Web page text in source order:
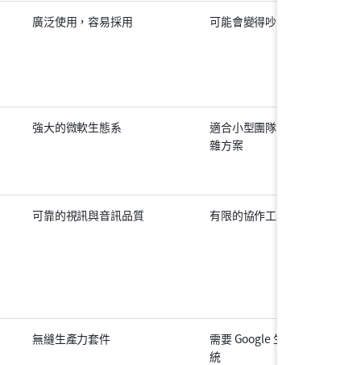
廣泛使用，容易採用 可能會變得吵鬧
強大的微軟生態系
適合小型團隊的複
雜方案
可靠的視訊與音訊品質 有限的協作工具
無縫生產力套件
需要 Google 生態系
統